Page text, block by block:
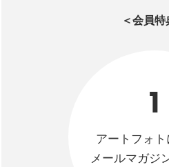
＜会員特
1
アートフォ
メールマガジ